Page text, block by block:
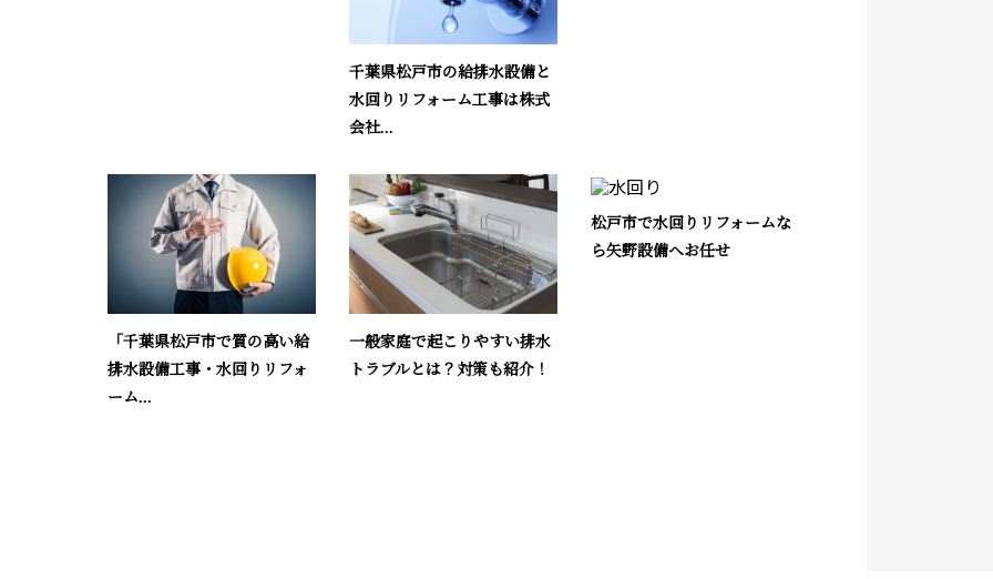
千葉県松戸市の給排水設備と
水回りリフォーム工事は株式
会社...
「千葉県松戸市で質の高い給
排水設備工事・水回りリフォ
ーム...
一般家庭で起こりやすい排水
トラブルとは？対策も紹介！
松戸市で水回りリフォームな
ら矢野設備へお任せ